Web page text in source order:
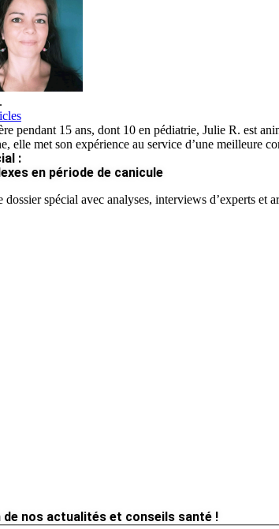
pendant 15 ans, dont 10 en pédiatrie, Julie R. est
elle met son expérience au service d’une meilleure
:
en période de canicule
dossier spécial avec analyses, interviews d’experts et
de nos actualités et conseils santé !